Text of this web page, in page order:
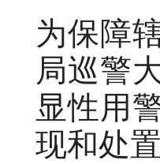
为保障
局巡警
显性用
现和处